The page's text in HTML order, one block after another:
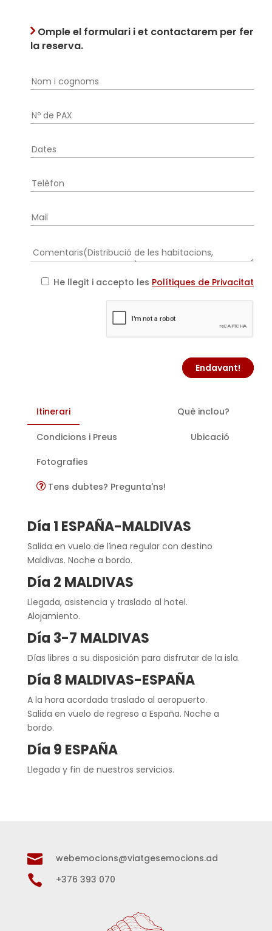
Omple el formulari i et contactarem per fer
la reserva.
He llegit i accepto les Polítiques de Privacitat
Endavant!
Itinerari Què inclou?
Condicions i Preus Ubicació
Fotografies
Tens dubtes? Pregunta'ns!
Día 1 ESPAÑA-MALDIVAS
Salida en vuelo de línea regular con destino
Maldivas. Noche a bordo.
Día 2 MALDIVAS
Llegada, asistencia y traslado al hotel.
Alojamiento.
Día 3-7 MALDIVAS
Días libres a su disposición para disfrutar de la isla.
Día 8 MALDIVAS-ESPAÑA
A la hora acordada traslado al aeropuerto.
Salida en vuelo de regreso a España. Noche a
bordo.
Día 9 ESPAÑA
Llegada y fin de nuestros servicios.
 webemocions@viatgesemocions.ad
 +376 393 070